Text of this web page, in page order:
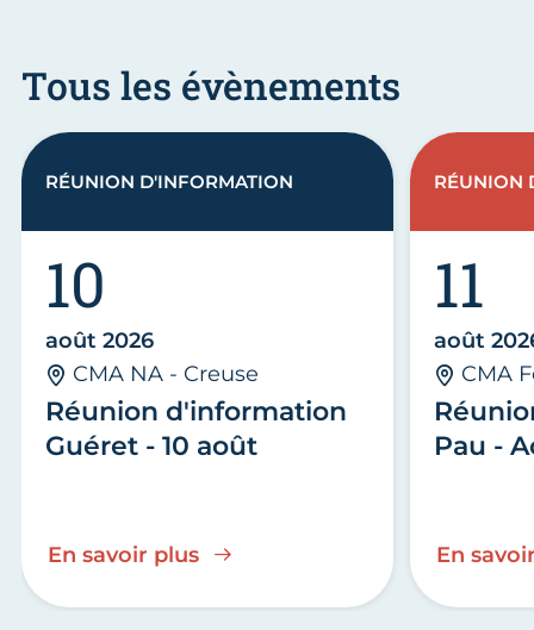
Tous les évènements
Réunion d'information
Guéret - 10 août
10
août 2026
CMA NA - Creuse
En savoir plus
RÉUNION D'INFORMATION
Pau -
11
août
CMA
En
RÉUNION